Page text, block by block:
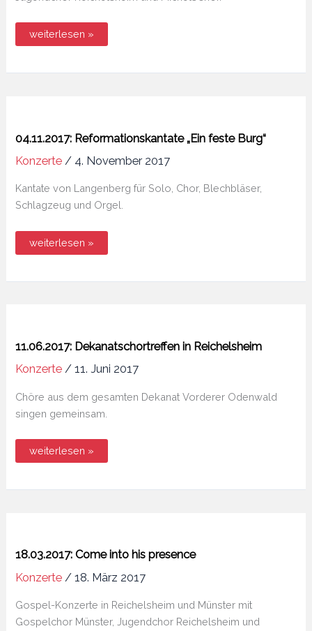
17.03.2018:
begin
weiterlesen »
04.11.2017: Reformationskantate „Ein feste Burg“
Konzerte/ 4. November 2017
Kantate von Langenberg für Solo, Chor, Blechbläser,
Schlagzeug und Orgel.
04.11.2017:
Reformationskantate
Burg“
weiterlesen »
11.06.2017: Dekanatschortreffen in Reichelsheim
Konzerte/ 11. Juni 2017
Chöre aus dem gesamten Dekanat Vorderer Odenwald
singen gemeinsam.
11.06.2017:
Dekanatschortreffen
weiterlesen »
18.03.2017: Come into his presence
Konzerte/ 18. März 2017
Gospel-Konzerte in Reichelsheim und Münster mit
Gospelchor Münster, Jugendchor Reichelsheim und